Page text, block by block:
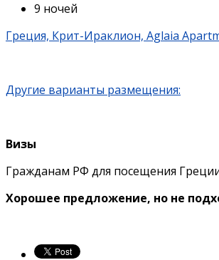
9 ночей
Греция, Крит-Ираклион, Aglaia
Другие варианты размещения:
Визы
Гражданам РФ для посещения
Хорошее предложение, но не